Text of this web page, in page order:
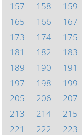
157
158 159
165
166 167
173
174 175
181
182 183
189
190 191
197
198 199
205
206 207
213
214 215
221
222 223